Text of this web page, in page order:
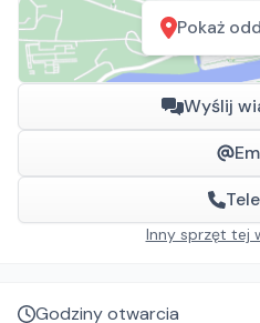
Pokaż
Wyślij
Inny sprzęt tej
Godziny otwarcia